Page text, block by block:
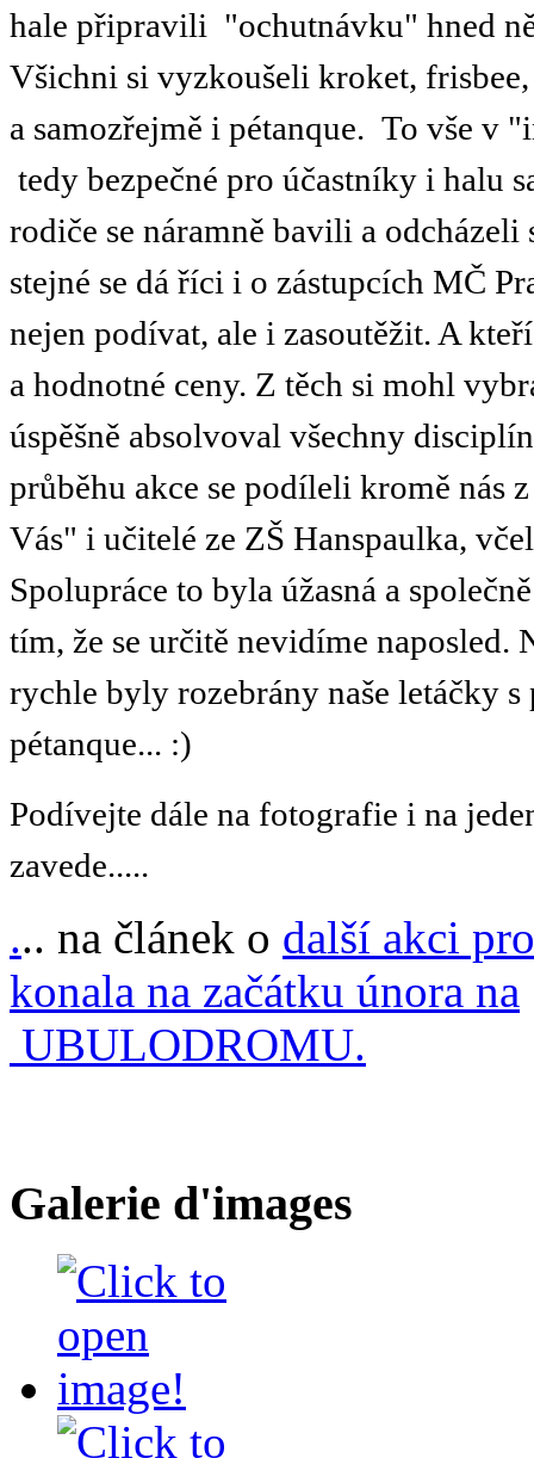
hale připravili "ochutnávku" hned
Všichni si vyzkoušeli kroket,
a samozřejmě i pétanque. To vše v
tedy bezpečné pro účastníky i halu
rodiče se náramně bavili a odcházeli
stejné se dá říci i o zástupcích MČ
nejen podívat, ale i zasoutěžit. A
a hodnotné ceny. Z těch si mohl
úspěšně absolvoval všechny
průběhu akce se podíleli kromě nás
Vás" i učitelé ze ZŠ Hanspaulka,
Spolupráce to byla úžasná a
tím, že se určitě nevidíme naposled.
rychle byly rozebrány naše letáčky
pétanque... :)
Podívejte dále na fotografie i na
zavede.....
... na článek o další akci
konala na začátku února na
UBULODROMU.
Galerie d'images